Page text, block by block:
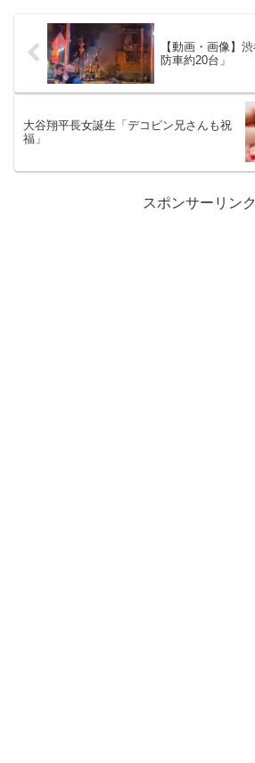
【動画・画像】
防車約20台」
大谷翔平長女誕生「デコピン兄さんも祝
福」
スポンサーリンク